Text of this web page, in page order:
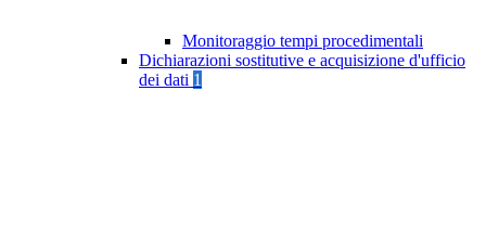
Monitoraggio tempi procedimentali
Dichiarazioni sostitutive e acquisizione d'ufficio
dei dati 1